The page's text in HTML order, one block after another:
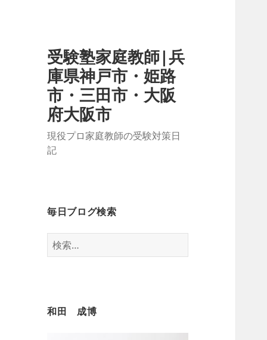
受験塾家庭教師|兵
庫県神戸市・姫路
市・三田市・大阪
府大阪市
現役プロ家庭教師の受験対策日
記
毎日ブログ検索
検
索:
和田 成博